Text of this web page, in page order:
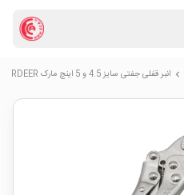
chevron_right انبر قفلی جفتی سایز 4.5 و 5 اینچ مارک RDEER مدل RT-R05